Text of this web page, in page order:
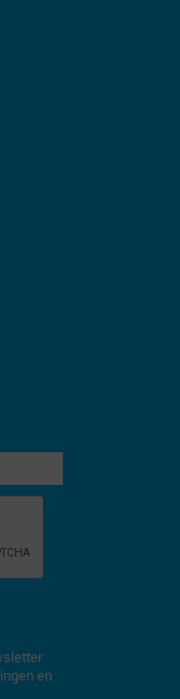
en